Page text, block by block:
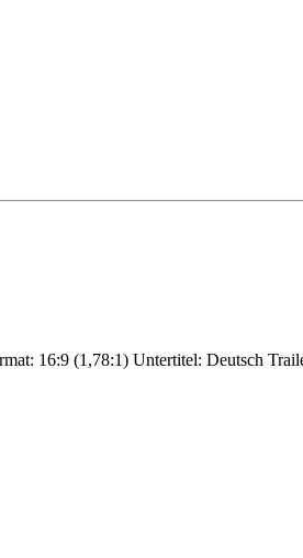
16:9 (1,78:1) Untertitel: Deutsch